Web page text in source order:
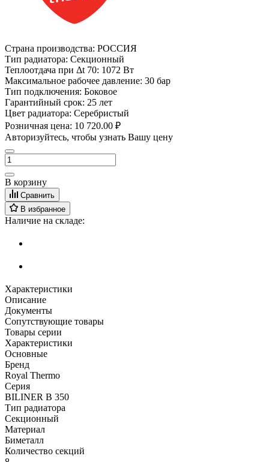
Страна производства: РОССИЯ
Тип радиатора: Секционный
Теплоотдача при Δt 70: 1072 Вт
Максимальное рабочее давление: 30 бар
Тип подключения: Боковое
Гарантийный срок: 25 лет
Цвет радиатора: Серебристый
Розничная цена: 10 720.00 ₽
Авторизуйтесь, чтобы узнать Вашу цену
В корзину
Сравнить
В избранное
Наличие на складе:
Характеристики
Описание
Документы
Сопутствующие товары
Товары серии
Характеристики
Основные
Бренд
Royal Thermo
Серия
BILINER B 350
Тип радиатора
Секционный
Материал
Биметалл
Количество секций